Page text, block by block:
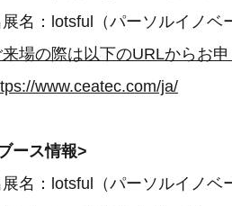
展名：lotsful（パーソルイノベ
来場の際は以下のURLからお申
www.ceatec.com/ja/
ース情報>
展名：lotsful（パーソルイノベ